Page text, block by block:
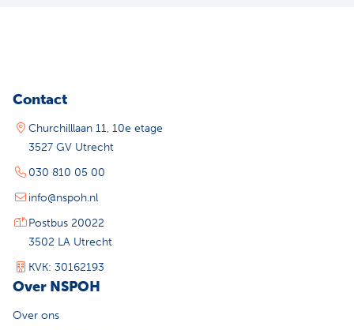
Contact
Churchilllaan 11, 10e etage
3527 GV Utrecht
030 810 05 00
info@nspoh.nl
Postbus 20022
3502 LA Utrecht
KVK: 30162193
Over NSPOH
Over ons